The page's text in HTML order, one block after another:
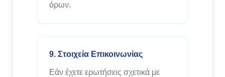
όρων.
9. Στοιχεία Επικοινωνίας
Εάν έχετε ερωτήσεις σχετικά με